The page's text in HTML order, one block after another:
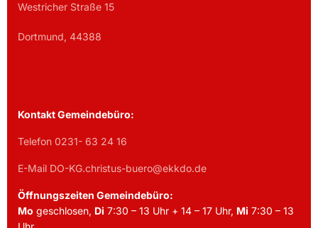
Westricher Straße 15
Dortmund, 44388
Kontakt Gemeindebüro:
Telefon 0231- 63 24 16
E-Mail DO-KG.christus-buero@ekkdo.de
Öffnungszeiten Gemeindebüro:
Mo geschlosen, Di 7:30 – 13 Uhr + 14 – 17 Uhr, Mi 7:30 – 13